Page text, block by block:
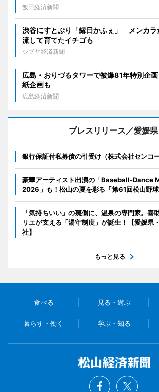
飯田経済新聞
渋谷にすとぷり「縁日かふぇ」 メンカラ
流して育てたイチゴも
シブヤ経済新聞
広島・おりづるタワーで被爆81年特別企
紙企画も
広島経済新聞
プレスリリース／愛媛県
銀行保証付私募債の引受け（株式会社センコー
豪華アーティスト出演の「Baseball-Dance
2026」も！松山の夏を彩る「第61回松山野
「気持ちいい」の裏側に、温泉の専門家。喜
リエが支える「湯守制度」が誕生！【愛媛県
社】
もっと見る
食べる 見る・遊ぶ
暮らす・働く 学ぶ・知る